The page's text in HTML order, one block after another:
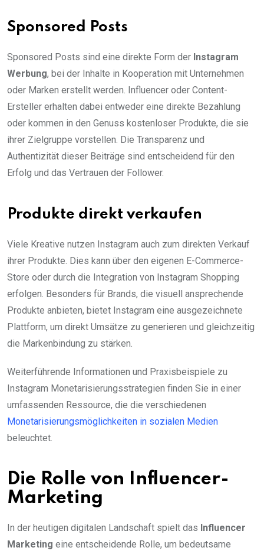
Sponsored Posts
Sponsored Posts sind eine direkte Form der Instagram
Werbung, bei der Inhalte in Kooperation mit Unternehmen
oder Marken erstellt werden. Influencer oder Content-
Ersteller erhalten dabei entweder eine direkte Bezahlung
oder kommen in den Genuss kostenloser Produkte, die sie
ihrer Zielgruppe vorstellen. Die Transparenz und
Authentizität dieser Beiträge sind entscheidend für den
Erfolg und das Vertrauen der Follower.
Produkte direkt verkaufen
Viele Kreative nutzen Instagram auch zum direkten Verkauf
ihrer Produkte. Dies kann über den eigenen E-Commerce-
Store oder durch die Integration von Instagram Shopping
erfolgen. Besonders für Brands, die visuell ansprechende
Produkte anbieten, bietet Instagram eine ausgezeichnete
Plattform, um direkt Umsätze zu generieren und gleichzeitig
die Markenbindung zu stärken.
Weiterführende Informationen und Praxisbeispiele zu
Instagram Monetarisierungsstrategien finden Sie in einer
umfassenden Ressource, die die verschiedenen
Monetarisierungsmöglichkeiten in sozialen Medien
beleuchtet.
Die Rolle von Influencer-
Marketing
In der heutigen digitalen Landschaft spielt das Influencer
Marketing eine entscheidende Rolle, um bedeutsame